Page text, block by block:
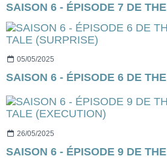
05/05/2025
26/05/2025